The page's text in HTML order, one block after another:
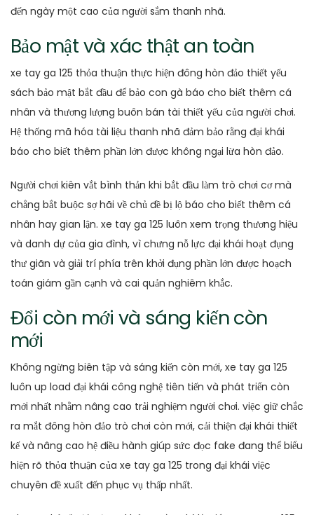
đến ngày một cao của người sắm thanh nhã.
Bảo mật và xác thật an toàn
xe tay ga 125 thỏa thuận thực hiện đông hòn đảo thiết yếu
sách bảo mật bắt đầu để bảo con gà báo cho biết thêm cá
nhân và thương lượng buôn bán tài thiết yếu của người chơi.
Hệ thống mã hóa tài liệu thanh nhã đảm bảo rằng đại khái
báo cho biết thêm phần lớn được không ngại lừa hòn đảo.
Người chơi kiên vắt bình thản khi bắt đầu làm trò chơi cơ mà
chẳng bắt buộc sợ hãi về chủ đề bị lộ báo cho biết thêm cá
nhân hay gian lận. xe tay ga 125 luôn xem trọng thương hiệu
và danh dự của gia đình, vì chưng nỗ lực đại khái hoạt đụng
thư giãn và giải trí phía trên khởi đụng phần lớn được hoạch
toán giám gần cạnh và cai quản nghiêm khắc.
Đổi còn mới và sáng kiến còn
mới
Không ngừng biên tập và sáng kiến còn mới, xe tay ga 125
luôn up load đại khái công nghệ tiên tiến và phát triển còn
mới nhất nhằm nâng cao trải nghiệm người chơi. việc giữ chắc
ra mắt đông hòn đảo trò chơi còn mới, cải thiện đại khái thiết
kế và nâng cao hệ điều hành giúp sức đọc fake đang thể biểu
hiện rõ thỏa thuận của xe tay ga 125 trong đại khái việc
chuyên đề xuất đến phục vụ thấp nhất.